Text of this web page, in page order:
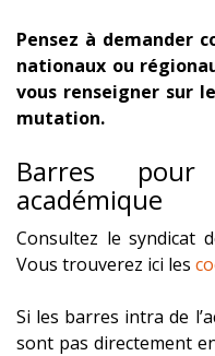
Pensez à demander
nationaux ou
vous renseigner sur
mutation.
Barres
académique
Consultez le syndicat
Vous trouverez ici les
Si les barres intra de
sont pas directement